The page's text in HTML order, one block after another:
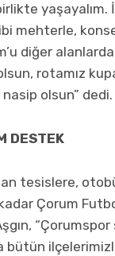
mehterle,
diğer
rotamız
olsun” dedi.
DESTEK
tesislere,
Çorum
bütün